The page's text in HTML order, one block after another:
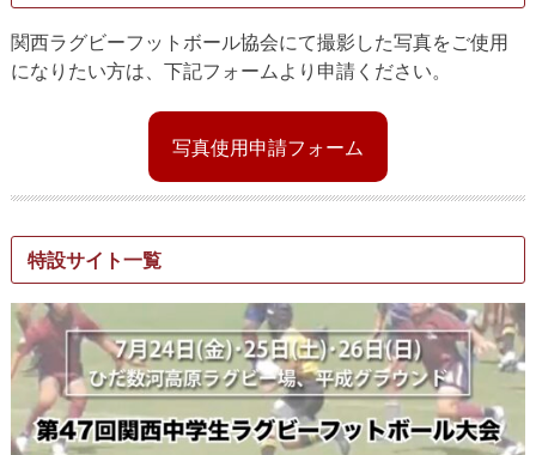
関西ラグビーフットボール協会にて撮影した写真をご使用
になりたい方は、下記フォームより申請ください。
写真使用申請フォーム
特設サイト一覧